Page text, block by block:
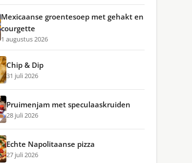
Mexicaanse groentesoep met gehakt en
courgette
1 augustus 2026
Chip & Dip
31 juli 2026
Pruimenjam met speculaaskruiden
28 juli 2026
Echte Napolitaanse pizza
27 juli 2026